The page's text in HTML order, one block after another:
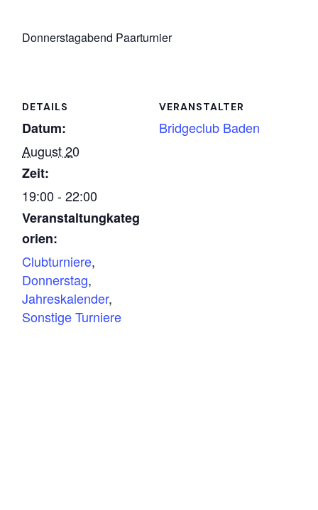
Donnerstagabend Paarturnier
DETAILS
Datum:
August 20
Zeit:
19:00 - 22:00
Veranstaltungkateg
orien:
Clubturniere,
Donnerstag,
Jahreskalender,
Sonstige Turniere
VERANSTALTER
Bridgeclub Baden